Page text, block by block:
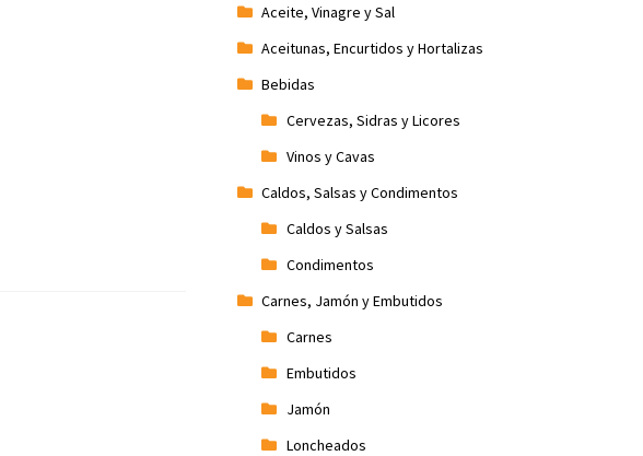
Aceite, Vinagre y Sal
Aceitunas, Encurtidos y Hortalizas
Bebidas
Cervezas, Sidras y Licores
Vinos y Cavas
Caldos, Salsas y Condimentos
Caldos y Salsas
Condimentos
Carnes, Jamón y Embutidos
Carnes
Embutidos
Jamón
Loncheados